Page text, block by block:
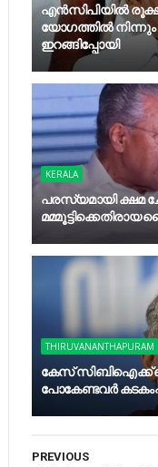
എന്‍സിപിയില്‍ രൂക്ഷ
യോഗത്തില്‍
ഇറങ്ങിപ്പോയി
KERALA
പരസ്യമായി ക്ഷമ
THIRUVANANTHAPURAM
കേസ് സിബിഐക്ക്
പോകേണ്ടവർ
PREVIOUS